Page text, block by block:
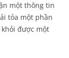
một thông tin
tỏa một phần
được một